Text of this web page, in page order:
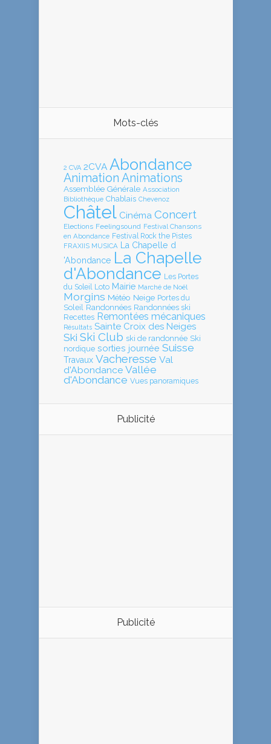
Mots-clés
2 CVA 2CVA Abondance
Animation Animations
Assemblée Générale Association
Bibliothèque Chablais Chevenoz
Châtel Cinéma Concert
Elections Feelingsound Festival Chansons
en Abondance Festival Rock the Pistes
FRAXIIS MUSICA
La Chapelle d
'Abondance La Chapelle
d'Abondance Les Portes
du Soleil Loto Mairie Marché de Noël
Morgins Météo Neige Portes du
Soleil
Randonnées Randonnées ski
Recettes Remontées mécaniques
Résultats Sainte Croix des Neiges
Ski Ski Club ski de randonnée Ski
nordique sorties journée Suisse
Travaux Vacheresse Val
d'Abondance Vallée
d'Abondance Vues panoramiques
Publicité
Publicité